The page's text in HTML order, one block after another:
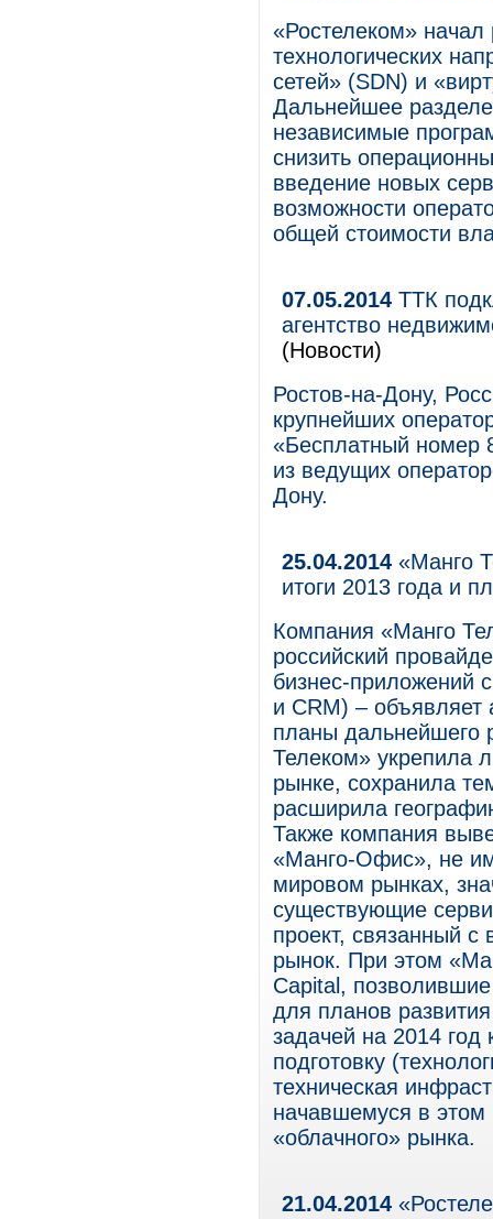
«Ростелеком»
технологических
сетей» (SDN) и
Дальнейшее
независимые
снизить
введение новых
возможности
общей стоимости
07.05.2014 ТТК
агентство
(Новости)
Ростов-на-Дону,
крупнейших
«Бесплатный номер
из ведущих
Дону.
25.04.2014 «Манго
итоги 2013 года и
Компания «Манго
российский
бизнес-приложений
и CRM) – объявляет
планы дальнейшего
Телеком» укрепила
рынке, сохранила
расширила
Также компания
«Манго-Офис», не
мировом рынках,
существующие
проект, связанный
рынок. При этом
Capital,
для планов
задачей на 2014 год
подготовку
техническая
начавшемуся в этом
«облачного» рынка.
21.04.2014